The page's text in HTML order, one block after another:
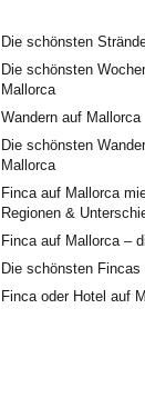
Die schönsten
Die schönsten
Mallorca
Wandern auf Mallorca
Die schönsten
Mallorca
Finca auf Mallorca
Regionen &
Finca auf Mallorca –
Die schönsten
Finca oder Hotel auf